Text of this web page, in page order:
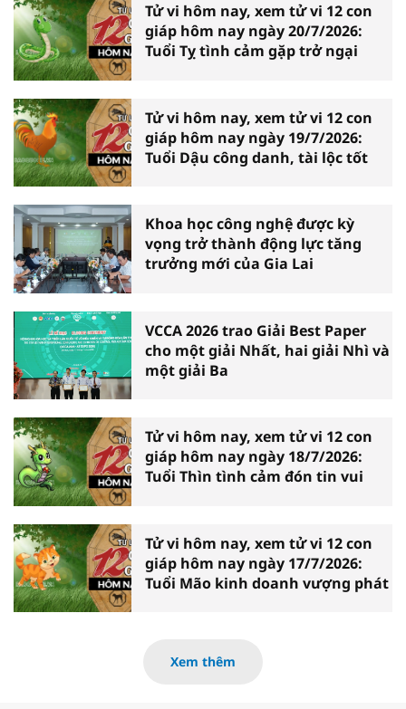
Tử vi hôm nay, xem tử vi 12 con
giáp hôm nay ngày 20/7/2026:
Tuổi Tỵ tình cảm gặp trở ngại
Tử vi hôm nay, xem tử vi 12 con
giáp hôm nay ngày 19/7/2026:
Tuổi Dậu công danh, tài lộc tốt
Khoa học công nghệ được kỳ
vọng trở thành động lực tăng
trưởng mới của Gia Lai
VCCA 2026 trao Giải Best Paper
cho một giải Nhất, hai giải Nhì và
một giải Ba
Tử vi hôm nay, xem tử vi 12 con
giáp hôm nay ngày 18/7/2026:
Tuổi Thìn tình cảm đón tin vui
Tử vi hôm nay, xem tử vi 12 con
giáp hôm nay ngày 17/7/2026:
Tuổi Mão kinh doanh vượng phát
Xem thêm